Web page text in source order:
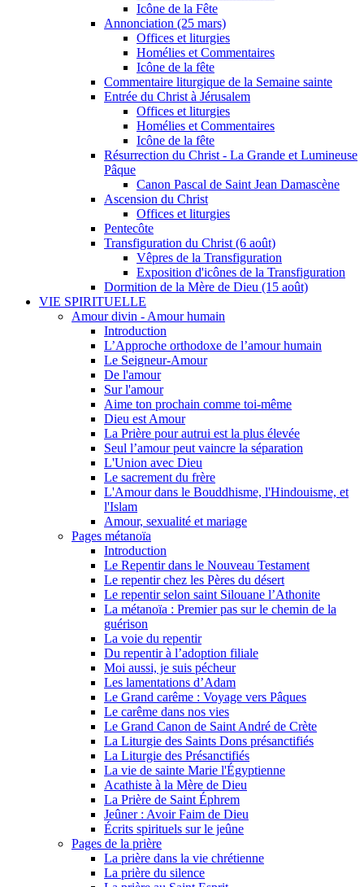
Icône de la Fête
Annonciation (25 mars)
Offices et liturgies
Homélies et Commentaires
Icône de la fête
Commentaire liturgique de la Semaine sainte
Entrée du Christ à Jérusalem
Offices et liturgies
Homélies et Commentaires
Icône de la fête
Résurrection du Christ - La Grande et Lumineuse
Pâque
Canon Pascal de Saint Jean Damascène
Ascension du Christ
Offices et liturgies
Pentecôte
Transfiguration du Christ (6 août)
Vêpres de la Transfiguration
Exposition d'icônes de la Transfiguration
Dormition de la Mère de Dieu (15 août)
VIE SPIRITUELLE
Amour divin - Amour humain
Introduction
L’Approche orthodoxe de l’amour humain
Le Seigneur-Amour
De l'amour
Sur l'amour
Aime ton prochain comme toi-même
Dieu est Amour
La Prière pour autrui est la plus élevée
Seul l’amour peut vaincre la séparation
L'Union avec Dieu
Le sacrement du frère
L'Amour dans le Bouddhisme, l'Hindouisme, et
l'Islam
Amour, sexualité et mariage
Pages métanoïa
Introduction
Le Repentir dans le Nouveau Testament
Le repentir chez les Pères du désert
Le repentir selon saint Silouane l’Athonite
La métanoïa : Premier pas sur le chemin de la
guérison
La voie du repentir
Du repentir à l’adoption filiale
Moi aussi, je suis pécheur
Les lamentations d’Adam
Le Grand carême : Voyage vers Pâques
Le carême dans nos vies
Le Grand Canon de Saint André de Crète
La Liturgie des Saints Dons présanctifiés
La Liturgie des Présanctifiés
La vie de sainte Marie l'Égyptienne
Acathiste à la Mère de Dieu
La Prière de Saint Éphrem
Jeûner : Avoir Faim de Dieu
Écrits spirituels sur le jeûne
Pages de la prière
La prière dans la vie chrétienne
La prière du silence